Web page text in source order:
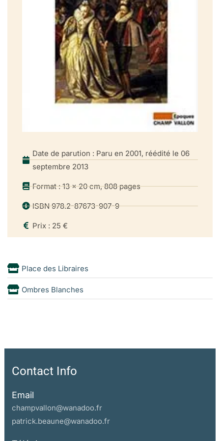
monarque. Ces apparences sont trompeuses et
simplificatrices car, derrière la promotion de ces favoris,
avec lesquels Henri III entretient par ailleurs une véritable
amitié remontant à sa jeunesse, il faut voir l’émergence d’un
nouveau système de gouvernement.
C’est ce que montre Nicolas Le Roux dans ce gros ouvrage
érudit qui se lit pourtant (presque) comme un roman
historique. Il cherche moins à réhabiliter les mignons – on
s’en serait douté – qu’à comprendre leur rôle dans la
transformation des relations entre le pouvoir royal et la
Religion. Il propose ainsi une anthropologie politique qui
aide à renouveler notre vision de la formation de l’Etat
actuelles de beaucoup d’historiens,soucieux de comprendre
les fondements sociaux de la naissance de l’Etat qui, dans
reconstitution minutieuse des relations familiales
aristocratiques, des jeux de cour et des stratégies royales
dont le but est de montrer comment le monarque, qui est
associées au pouvoir.
dont l’usage, précisément, est radicalement modifié à
l’époque de Henri III. Jusqu’au milieu du XVI
traités de philosophie politique considèrent que le modèle
Date de parution : Paru en 2001, réédité le 06
septembre 2013
Format : 13 x 20 cm, 808 pages
ISBN 978.2-87673-907-9
Prix : 25 €
Place des Libraires
Ombres Blanches
Contact Info
Email
champvallon@wanadoo.fr
patrick.beaune@wanadoo.fr